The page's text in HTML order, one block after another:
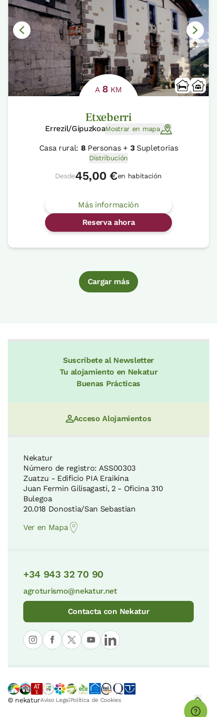
A 8 KM
Etxeberri
Errezil/GipuzkoaMostrar en mapa
Casa rural: 8Personas + 3Supletorias
Distribución
Desde45,00 €en habitación
Más información
Reserva ahora
Cargar más
Suscríbete al Newsletter
Tu alojamiento en Nekatur
Buenas Prácticas
Acceso Alojamientos
Nekatur
Número de registro: ASS00303
Zuatzu - Edificio PIA Eraikina
Juan Fermin Gilisagasti, 2 - Oficina 310
Bulegoa
20.018 Donostia/San Sebastian
Ver en Mapa
+34 943 32 70 90
agroturismo@nekatur.net
Contacta con Nekatur
© nekaturAviso LegalPolítica de Cookies